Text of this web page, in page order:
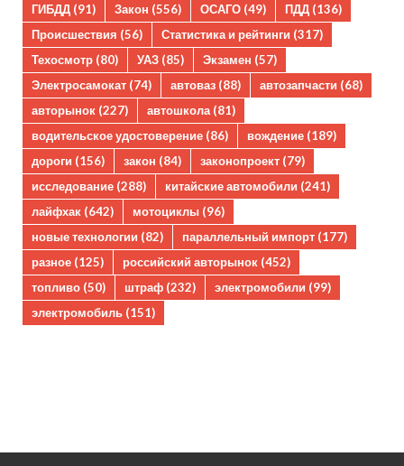
ГИБДД (91) Закон (556) ОСАГО (49) ПДД (136)
Происшествия (56) Статистика и рейтинги (317)
Техосмотр (80) УАЗ (85) Экзамен (57)
Электросамокат (74) автоваз (88) автозапчасти (68)
авторынок (227) автошкола (81)
водительское удостоверение (86) вождение (189)
дороги (156) закон (84) законопроект (79)
исследование (288) китайские автомобили (241)
лайфхак (642) мотоциклы (96)
новые технологии (82) параллельный импорт (177)
разное (125) российский авторынок (452)
топливо (50) штраф (232) электромобили (99)
электромобиль (151)